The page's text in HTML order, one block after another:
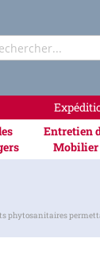
Entretien
Mobilier
phytosanitaires